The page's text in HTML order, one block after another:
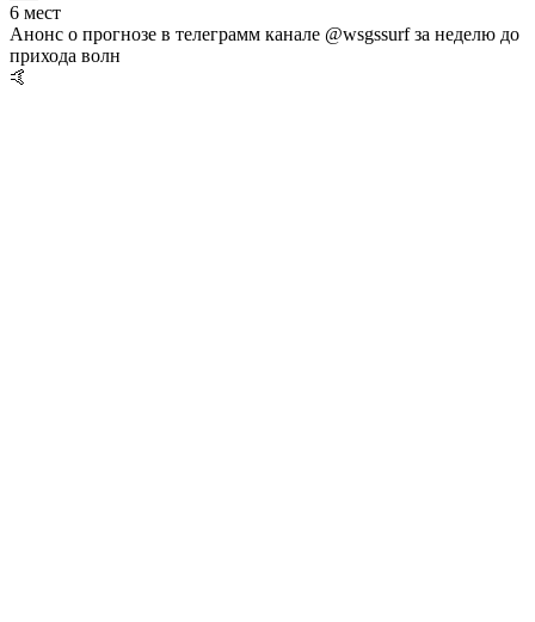
6 мест
Анонс о прогнозе в телеграмм канале @wsgssurf за неделю до
прихода волн
🤙